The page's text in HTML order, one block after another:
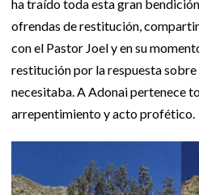
ha traído toda esta gran
ofrendas de restitución,
con el Pastor Joel y en su
restitución por la respuesta sobre
necesitaba. A Adonai pertenece
arrepentimiento y acto profético.